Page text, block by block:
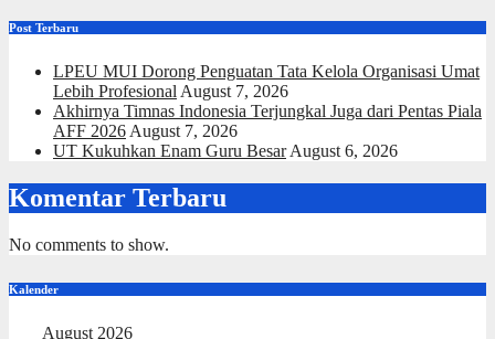
Post Terbaru
LPEU MUI Dorong Penguatan Tata Kelola Organisasi Umat
Lebih Profesional August 7, 2026
Akhirnya Timnas Indonesia Terjungkal Juga dari Pentas Piala
AFF 2026 August 7, 2026
UT Kukuhkan Enam Guru Besar August 6, 2026
Komentar Terbaru
No comments to show.
Kalender
August 2026